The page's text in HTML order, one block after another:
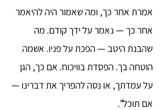
אמרת אחר כך, ומה שאמור היה להיאמר
אחר כך — נאמר על ידך קודם. מה
שהבנת היטב — הפכת על פניו. אשמה
הוטחה בך. הפסדת בוויכוח. אם כך, הגן
על עמדתך, או נסה להפריך את דברינו —
אם תוכל”.